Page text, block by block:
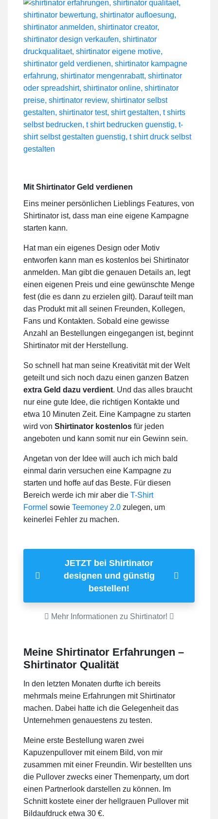
Mit Shirtinator Geld verdienen
Eins meiner persönlichen Lieblings Features, von
Shirtinator ist, dass man eine eigene Kampagne
starten kann.
Hat man ein eigenes Design oder Motiv
entworfen kann man es kostenlos bei Shirtinator
anmelden. Man gibt die genauen Details an, legt
einen eigenen Preis und eine gewünschte Menge
fest (die es dann zu erzielen gilt). Darauf teilt man
das Produkt mit all seinen Freunden, Kollegen,
Fans und Kontakten. Sobald eine gewisse
Anzahl an Bestellungen eingegangen ist, beginnt
Shirtinator mit der Herstellung.
So schnell hat man seine Kreativität mit der Welt
geteilt und sich noch dazu einen ganzen Batzen
extra Geld dazu verdient. Und das alles braucht
nur eine gute Idee, die richtigen Kontakte und
etwa 10 Minuten Zeit. Eine Kampagne zu starten
wird von Shirtinator kostenlos für jeden
angeboten und kann somit nur ein Gewinn sein.
Angetan von der Idee will auch ich mich bald
einmal darin versuchen eine Kampagne zu
starten und hoffe auf das Beste. Für diesen
Bereich werde ich mir aber die T-Shirt
Formel sowie Teemoney 2.0 zulegen, um
keinerlei Fehler zu machen.
JETZT bei Shirtinator
designen und günstig
bestellen!
Mehr Informationen zu Shirtinator!
Meine Shirtinator Erfahrungen –
Shirtinator Qualität
In den letzten Monaten durfte ich bereits
mehrmals meine Erfahrungen mit Shirtinator
machen. Dabei hatte ich die Gelegenheit das
Unternehmen genauestens zu testen.
Meine erste Bestellung waren zwei
Kapuzenpullover mit einem Bild, von mir
zusammen mit einer Freundin. Wir bestellten uns
die Pullover zwecks einer Themenparty, um dort
einen Partnerlook darstellen zu können. Im
Schnitt kostete einer der hellgrauen Pullover mit
Bildaufdruck etwa 30 €.